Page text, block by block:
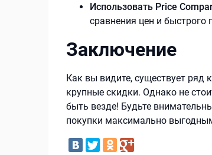
Использовать Price
сравнения цен и
Заключение
Как вы видите, существует ряд
крупные скидки. Однако не
быть везде! Будьте
покупки максимально